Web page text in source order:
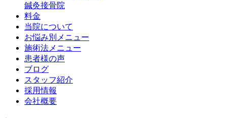
鍼灸接骨院
料金
当院について
お悩み別メニュー
施術法メニュー
患者様の声
ブログ
スタッフ紹介
採用情報
会社概要